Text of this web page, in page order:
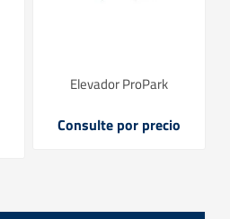
Elevador ProPark
Consulte por precio